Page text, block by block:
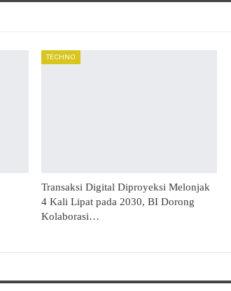
TECHNO
Transaksi Digital Diproyeksi Melonjak
4 Kali Lipat pada 2030, BI Dorong
Kolaborasi…